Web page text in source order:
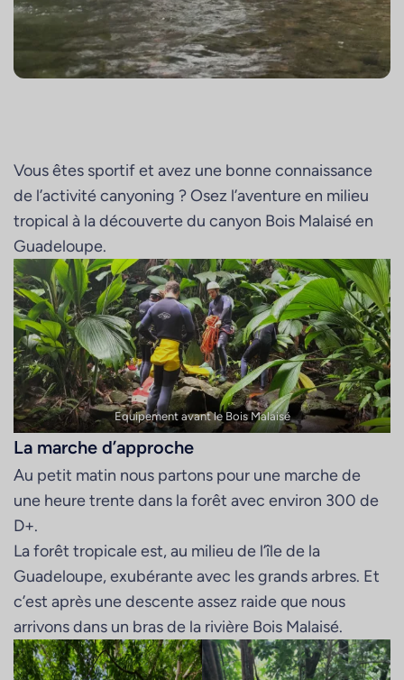
Vous êtes sportif et avez une bonne connaissance
de l’activité canyoning ? Osez l’aventure en milieu
tropical à la découverte du canyon Bois Malaisé en
Guadeloupe.
Equipement avant le Bois Malaisé
La marche d’approche
Au petit matin nous partons pour une marche de
une heure trente dans la forêt avec environ 300 de
D+.
La forêt tropicale est, au milieu de l’île de la
Guadeloupe, exubérante avec les grands arbres. Et
c’est après une descente assez raide que nous
arrivons dans un bras de la rivière Bois Malaisé.